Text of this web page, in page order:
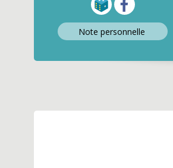
Note personnelle